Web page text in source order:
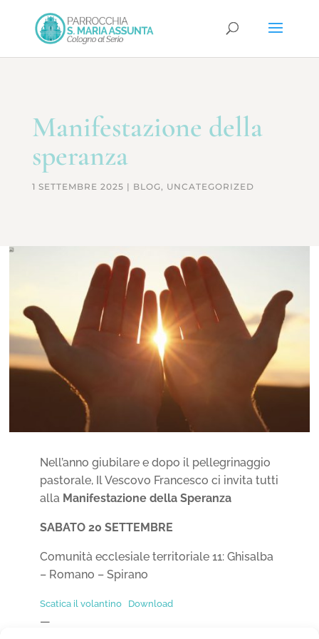
Manifestazione della
speranza
1 SETTEMBRE 2025 | BLOG, UNCATEGORIZED
Nell’anno giubilare e dopo il pellegrinaggio
pastorale, Il Vescovo Francesco ci invita tutti
alla Manifestazione della Speranza
SABATO 20 SETTEMBRE
Comunità ecclesiale territoriale 11: Ghisalba
– Romano – Spirano
Scatica il volantino Download
—